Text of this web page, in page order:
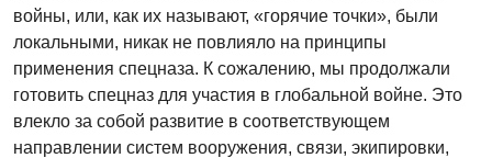
войны, или, как их называют, «горячие точки», были
локальными, никак не повлияло на принципы
применения спецназа. К сожалению, мы продолжали
готовить спецназ для участия в глобальной войне. Это
влекло за собой развитие в соответствующем
направлении систем вооружения, связи, экипировки,